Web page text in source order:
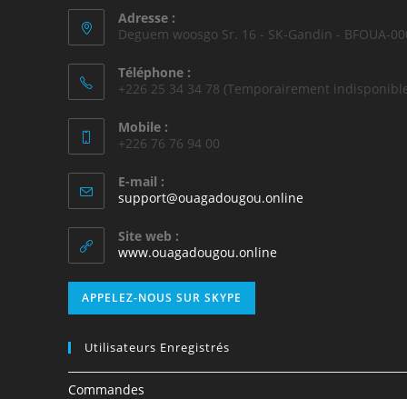
Adresse :
Deguem woosgo Sr. 16 - SK-Gandin - BFOUA-
Téléphone :
+226 25 34 34 78 (Temporairement
Mobile :
+226 76 76 94 00
E-mail :
support@ouagadougou.online
Site web :
www.ouagadougou.online
APPELEZ-NOUS SUR SKYPE
Utilisateurs Enregistrés
Commandes